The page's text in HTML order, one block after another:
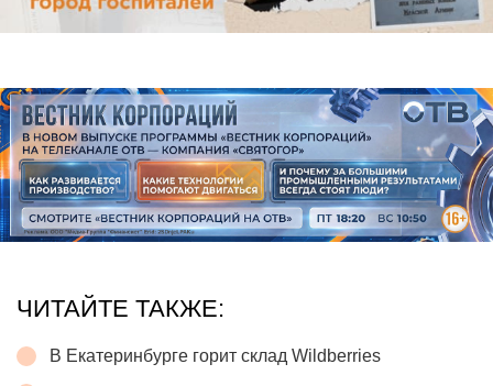
ЧИТАЙТЕ ТАКЖЕ:
В Екатеринбурге горит склад Wildberries